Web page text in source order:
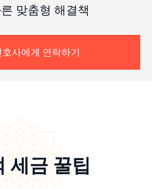
맞춤형 해결책
사에게 연락하기
세금 꿀팁